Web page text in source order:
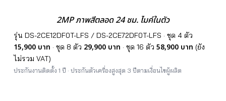
2MP ภาพสีตลอด 24 ชม. ไมค์ในตัว
รุ่น DS-2CE12DF0T-LFS / DS-2CE72DF0T-LFS · ชุด 4 ตัว
15,900 บาท · ชุด 8 ตัว 29,900 บาท · ชุด 16 ตัว 58,900 บาท (ยัง
ไม่รวม VAT)
ประกันงานติดตั้ง 1 ปี · ประกันตัวเครื่องสูงสุด 3 ปีตามเงื่อนไขผู้ผลิต